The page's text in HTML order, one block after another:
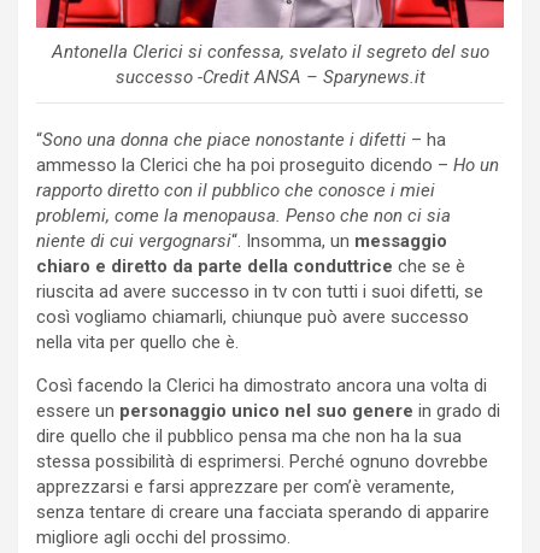
Antonella Clerici si confessa, svelato il segreto del suo
successo -Credit ANSA – Sparynews.it
“Sono una donna che piace nonostante i difetti – ha
ammesso la Clerici che ha poi proseguito dicendo – Ho un
rapporto diretto con il pubblico che conosce i miei
problemi, come la menopausa. Penso che non ci sia
niente di cui vergognarsi“. Insomma, un messaggio
chiaro e diretto da parte della conduttrice che se è
riuscita ad avere successo in tv con tutti i suoi difetti, se
così vogliamo chiamarli, chiunque può avere successo
nella vita per quello che è.
Così facendo la Clerici ha dimostrato ancora una volta di
essere un personaggio unico nel suo genere in grado di
dire quello che il pubblico pensa ma che non ha la sua
stessa possibilità di esprimersi. Perché ognuno dovrebbe
apprezzarsi e farsi apprezzare per com’è veramente,
senza tentare di creare una facciata sperando di apparire
migliore agli occhi del prossimo.